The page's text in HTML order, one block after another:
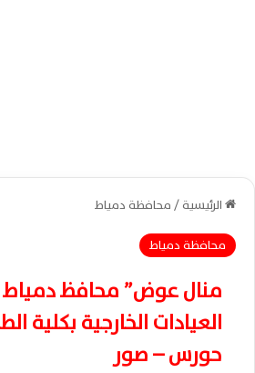
الرئيسية/محافظة دمياط
محافظة دمياط
منال عوض” محافظ دمياط
العيادات الخارجية بكلية
حورس – صور